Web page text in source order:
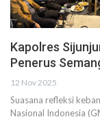
Kapolres
Penerus
12 Nov 2025
Suasana refleksi
Nasional Indonesia